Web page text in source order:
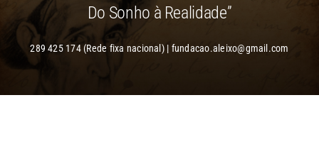
RESPOSTAS SOCIAIS E SERVIÇOS
NOTÍCIAS
Do Sonho à Realidade”
289 425 174 (Rede fixa nacional) | fundacao.aleixo@gmail.com